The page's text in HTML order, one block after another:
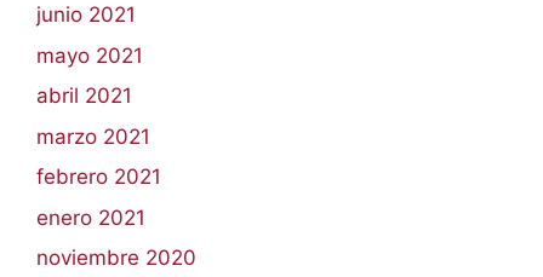
junio 2021
mayo 2021
abril 2021
marzo 2021
febrero 2021
enero 2021
noviembre 2020